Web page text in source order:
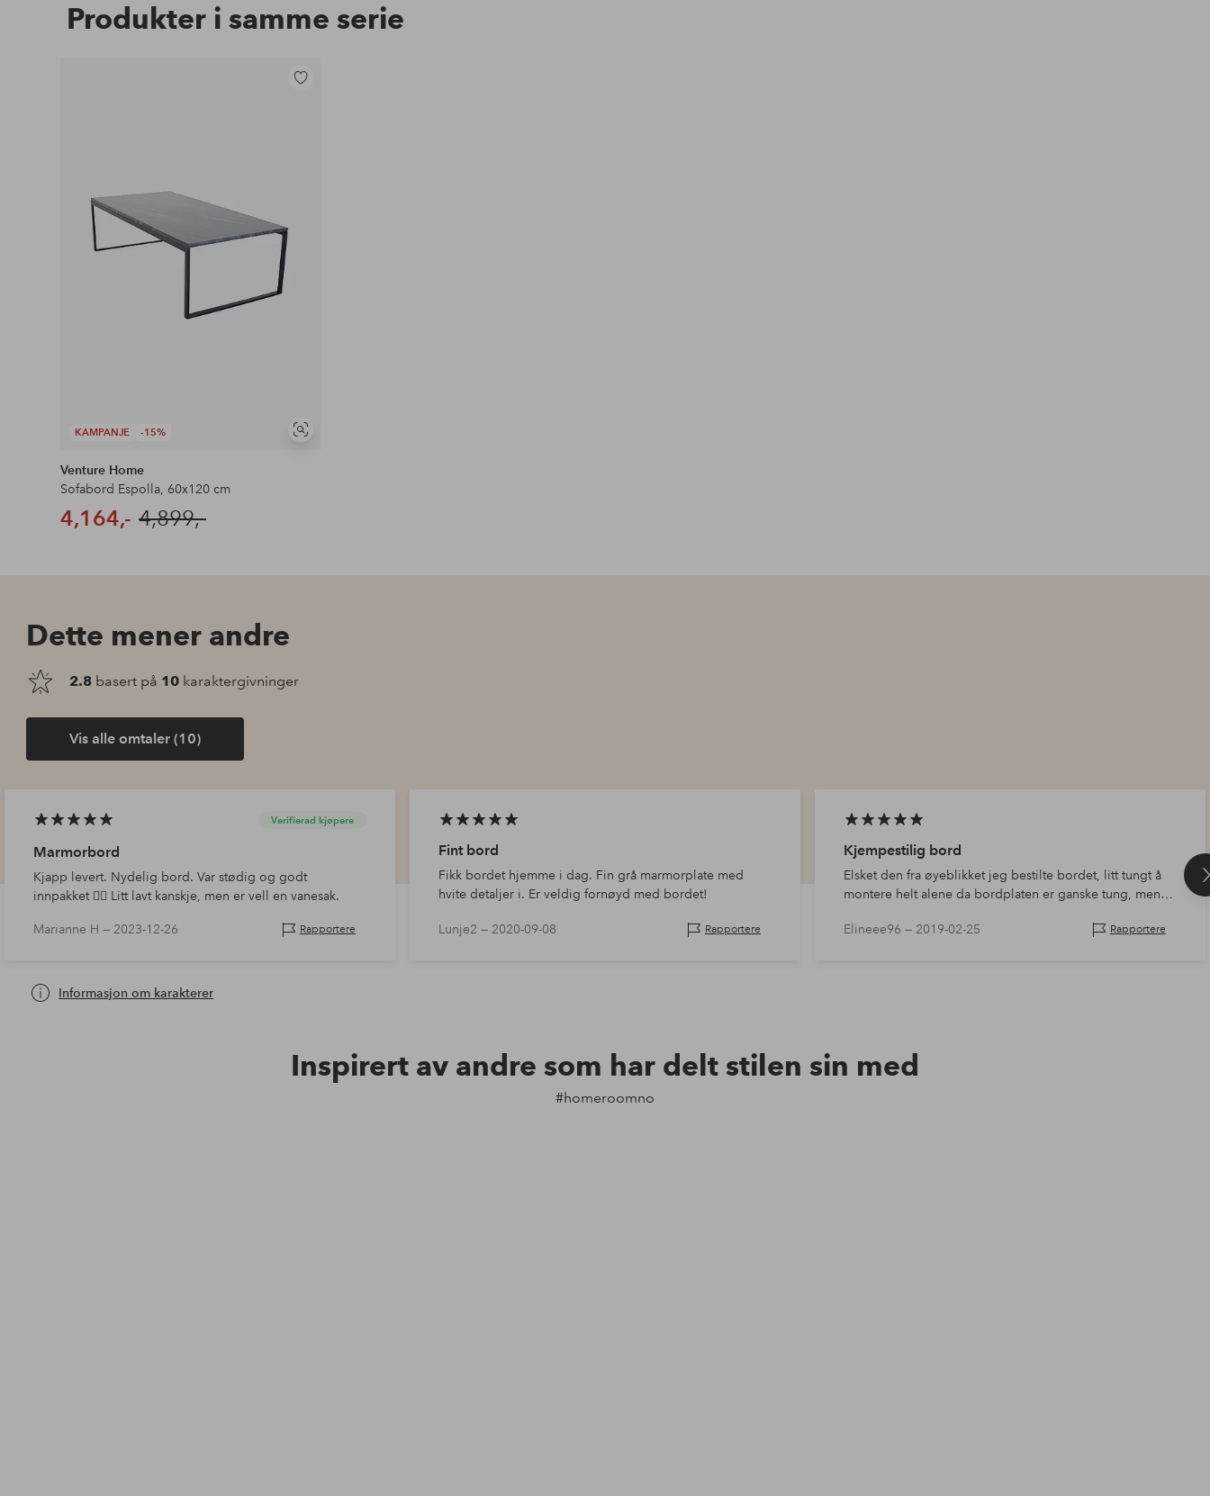
Produkter i samme serie
KAMPANJE -15%
Vis
Venture Home
Sofabord Espolla, 60x120 cm
4,164,- 4,899,-
Dette mener andre
2.8 basert på 10 karaktergivninger
Vis alle omtaler (10)
Verifierad kjøpere
Marmorbord
Kjapp levert. Nydelig bord. Var stødig og godt
innpakket 👍🏼 Litt lavt kanskje, men er vell en vanesak.
Marianne H —2023-12-26 Rapportere
Fint bord
Fikk bordet hjemme i dag. Fin grå marmorplate med
hvite detaljer i. Er veldig fornøyd med bordet!
Lunje2 —2020-09-08 Rapportere
Kjempestilig bord
Elsket den fra øyeblikket jeg bestilte bordet, litt tungt å
montere helt alene da bordplaten er ganske tung, men
Elineee96 — 2019-02-25 Rapportere
Informasjon om karakterer
Inspirert av andre som har delt stilen sin med
#homeroomno